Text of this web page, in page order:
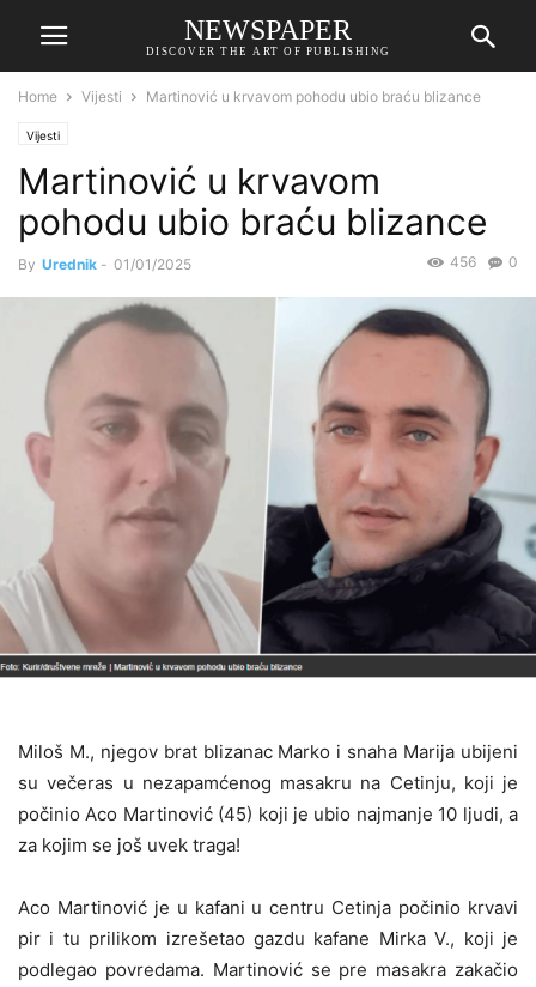
NEWSPAPER
DISCOVER THE ART OF PUBLISHING
Home Vijesti Martinović u krvavom pohodu ubio braću blizance
Vijesti
Martinović u krvavom
pohodu ubio braću blizance
By Urednik - 01/01/2025 0
456
Miloš M., njegov brat blizanac Marko i snaha Marija ubijeni
su večeras u nezapamćenog masakru na Cetinju, koji je
počinio Aco Martinović (45) koji je ubio najmanje 10 ljudi, a
za kojim se još uvek traga!
Aco Martinović je u kafani u centru Cetinja počinio krvavi
pir i tu prilikom izrešetao gazdu kafane Mirka V., koji je
podlegao povredama. Martinović se pre masakra zakačio